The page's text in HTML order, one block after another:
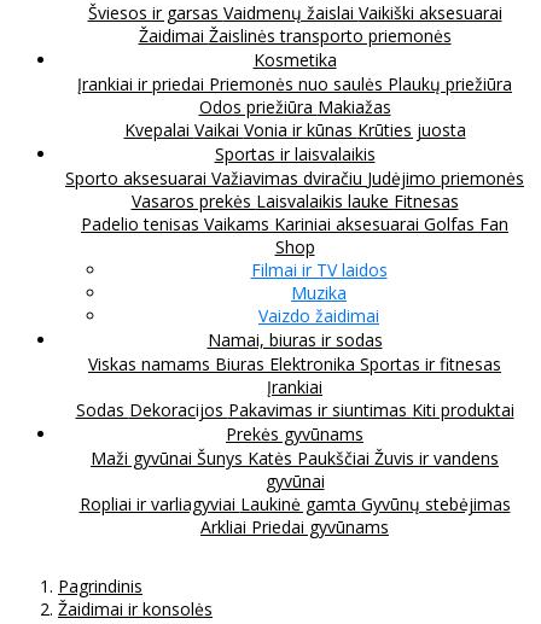
Šviesos ir garsas Vaidmenų žaislai Vaikiški aksesuarai
Žaidimai Žaislinės transporto priemonės
Kosmetika
Įrankiai ir priedai Priemonės nuo saulės Plaukų priežiūra
Odos priežiūra Makiažas
Kvepalai Vaikai Vonia ir kūnas Krūties juosta
Sportas ir laisvalaikis
Sporto aksesuarai Važiavimas dviračiu Judėjimo priemonės
Vasaros prekės Laisvalaikis lauke Fitnesas
Padelio tenisas Vaikams Kariniai aksesuarai Golfas Fan
Shop
Filmai ir TV laidos
Muzika
Vaizdo žaidimai
Namai, biuras ir sodas
Viskas namams Biuras Elektronika Sportas ir fitnesas
Įrankiai
Sodas Dekoracijos Pakavimas ir siuntimas Kiti produktai
Prekės gyvūnams
Maži gyvūnai Šunys Katės Paukščiai Žuvis ir vandens
gyvūnai
Ropliai ir varliagyviai Laukinė gamta Gyvūnų stebėjimas
Arkliai Priedai gyvūnams
Pagrindinis
Žaidimai ir konsolės